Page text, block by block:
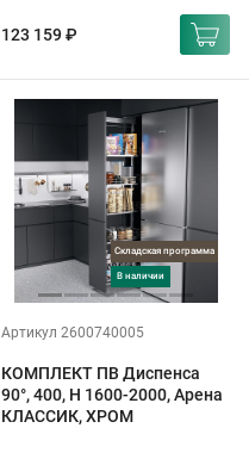
123 159 ₽
Складская программа
в наличии
Артикул 2600740005
КОМПЛЕКТ ПВ Диспенса
90°, 400, H 1600-2000, Арена
КЛАССИК, ХРОМ